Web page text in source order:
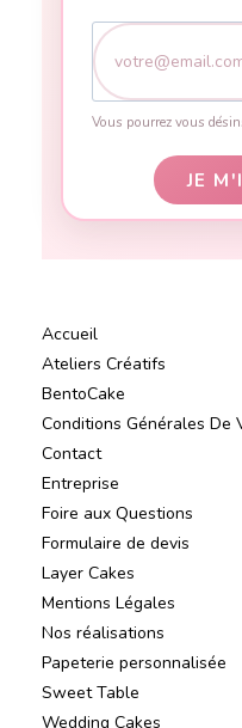
Vous pourrez vous
JE
Accueil
Ateliers Créatifs
BentoCake
Conditions Générales De
Contact
Entreprise
Foire aux Questions
Formulaire de devis
Layer Cakes
Mentions Légales
Nos réalisations
Papeterie personnalisée
Sweet Table
Wedding Cakes